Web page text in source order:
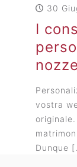
30
I
nozze
vostra
Dunque